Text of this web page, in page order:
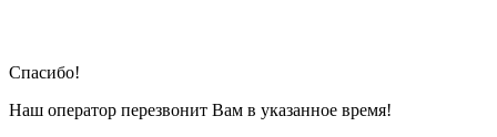
Cпасибо!
Наш оператор перезвонит Вам в указанное время!